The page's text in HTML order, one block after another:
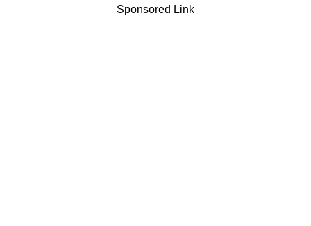
Sponsored Link